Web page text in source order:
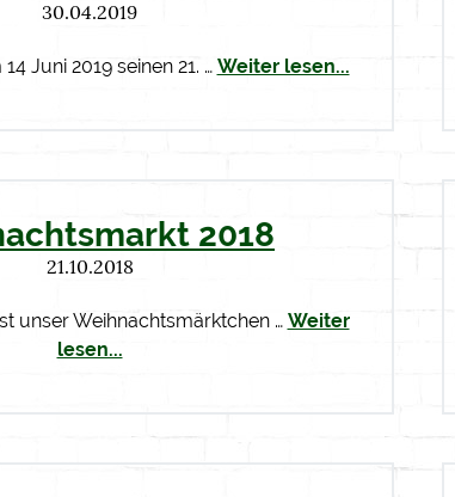
30.04.2019
Juni 2019 seinen 21. … Weiter lesen...
2018
21.10.2018
unser Weihnachtsmärktchen … Weiter
lesen...